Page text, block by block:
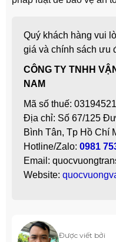
Quý khách hàng vui
giá và chính sách ưu
CÔNG TY TNHH
NAM
Mã số thuế:
Địa chỉ: Số 67/125
Bình Tân, Tp Hồ Chí
Hotline/Zalo: 0981
Email:
Website:
Được viết bởi